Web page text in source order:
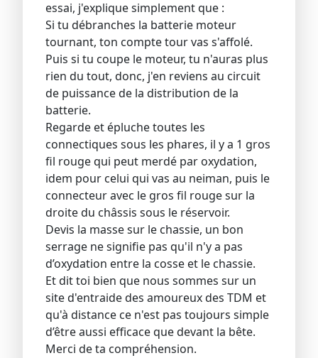
essai, j'explique simplement que :
Si tu débranches la batterie moteur
tournant, ton compte tour vas s'affolé.
Puis si tu coupe le moteur, tu n'auras plus
rien du tout, donc, j'en reviens au circuit
de puissance de la distribution de la
batterie.
Regarde et épluche toutes les
connectiques sous les phares, il y a 1 gros
fil rouge qui peut merdé par oxydation,
idem pour celui qui vas au neiman, puis le
connecteur avec le gros fil rouge sur la
droite du châssis sous le réservoir.
Devis la masse sur le chassie, un bon
serrage ne signifie pas qu'il n'y a pas
d’oxydation entre la cosse et le chassie.
Et dit toi bien que nous sommes sur un
site d'entraide des amoureux des TDM et
qu'à distance ce n'est pas toujours simple
d’être aussi efficace que devant la bête.
Merci de ta compréhension.